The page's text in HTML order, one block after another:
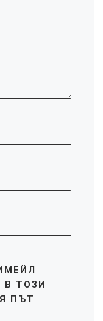
В ТОЗИ
ПЪТ